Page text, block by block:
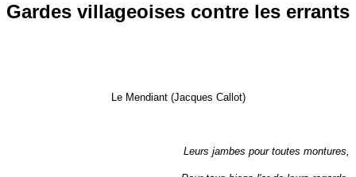
Gardes villageoises contre les errants
Le Mendiant (Jacques Callot)
Leurs jambes pour toutes montures,